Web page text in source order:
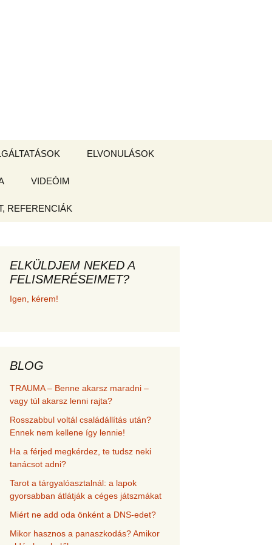
BOLT
ELVONULÁSOK
VIDEÓIM
REFERENCIÁK
az új
és
ELKÜLDJEM NEKED A
FELISMERÉSEIMET?
Igen, kérem!
BLOG
TRAUMA – Benne akarsz maradni –
vagy túl akarsz lenni rajta?
Rosszabbul voltál családállítás után?
Ennek nem kellene így lennie!
Ha a férjed megkérdez, te tudsz neki
tanácsot adni?
Tarot a tárgyalóasztalnál: a lapok
gyorsabban átlátják a céges játszmákat
Miért ne add oda önként a DNS-edet?
Mikor hasznos a panaszkodás? Amikor